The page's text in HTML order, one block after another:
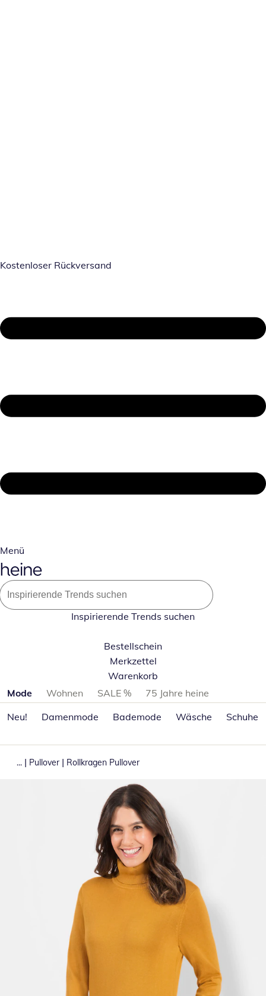
Kostenloser Rückversand
Menü
Inspirierende Trends suchen
Bestellschein
Merkzettel
Warenkorb
Produktkategorien überspringen
Mode Wohnen SALE %
75 Jahre heine
Neu!
Damenmode Bademode Wäsche Schuhe
... | Pullover | Rollkragen Pullover